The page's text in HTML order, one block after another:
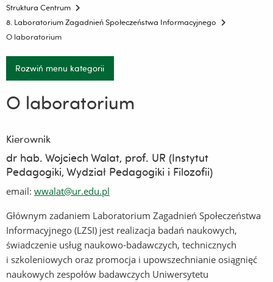
Struktura Centrum
8. Laboratorium Zagadnień Społeczeństwa Informacyjnego
O laboratorium
Rozwiń menu kategorii
O laboratorium
Kierownik
dr hab. Wojciech Walat, prof. UR (Instytut
Pedagogiki, Wydział Pedagogiki i Filozofii)
email: wwalat@ur.edu.pl
Głównym zadaniem Laboratorium Zagadnień Społeczeństwa
Informacyjnego (LZSI) jest realizacja badań naukowych,
świadczenie usług naukowo-badawczych, technicznych
i szkoleniowych oraz promocja i upowszechnianie osiągnięć
naukowych zespołów badawczych Uniwersytetu